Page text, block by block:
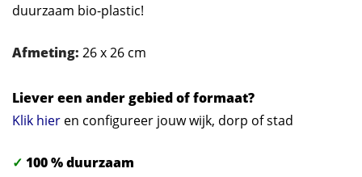
duurzaam bio-plastic!
Afmeting: 26 x 26 cm
Liever een ander gebied of formaat?
Klik hier en configureer jouw wijk, dorp of stad
✓ 100 % duurzaam